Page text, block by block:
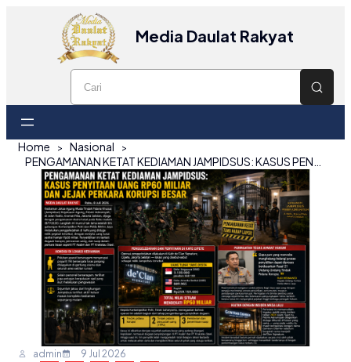
Media Daulat Rakyat
Home
Nasional
admin 9 Jul 2026